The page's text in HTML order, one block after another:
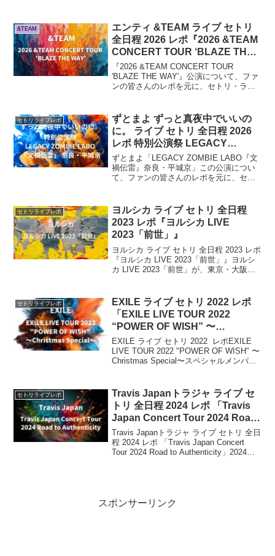
&TEAM
エンティ &TEAM ライブ セトリ
全日程 2026 レポ『2026 &TEAM
CONCERT TOUR ‘BLAZE THE
WAY’』
『2026 &TEAM CONCERT TOUR
'BLAZE THE WAY'』公演について、ファ
ンの皆さんのレポを元に、セトリ・ライ
日本国内に加えアジア全11都市を巡る大
規模な展開を予定。
セトリライブレポ
ずとまよ ずっと真夜中でいいの
に。 ライブ セトリ 全日程 2026
レポ 特別公演祭 LEGACY
ZOMBIE LABO 「文禍伝雷」 奈
良・平城京
ずとまよ「LEGACY ZOMBIE LABO『文
禍伝雷』奈良・平城京」この公演につい
て、ファンの皆さんのレポを元に、セト
11日に奈良県の平城宮跡歴史公園で開催
する特別公演です。
セトリライブレポ
ヨルシカ ライブ セトリ 全日程
2023 レポ『ヨルシカ LIVE
2023「前世」』
ヨルシカ ライブ セトリ 全日程 2023 レポ
『ヨルシカ LIVE 2023「前世」』ヨルシ
カ LIVE 2023「前世」が、東京・大阪全4
について、ファン...
セトリライブレポ
EXILE ライブ セトリ 2022 レポ
「EXILE LIVE TOUR 2022
“POWER OF WISH” 〜
Christmas Special〜」
EXILE ライブ セトリ 2022 レポEXILE
LIVE TOUR 2022 "POWER OF WISH" 〜
Christmas Special〜スペシャルメンバー
セトリライブレポ
Travis Japanトラジャ ライブ セ
トリ 全日程 2024 レポ 「Travis
Japan Concert Tour 2024 Road
to Authenticity」
Travis Japanトラジャ ライブ セトリ 全日
程 2024 レポ 「Travis Japan Concert
Tour 2024 Road to Authenticity」2024年1
スポンサーリンク